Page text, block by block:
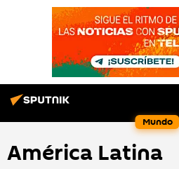
Mundo
América Latina